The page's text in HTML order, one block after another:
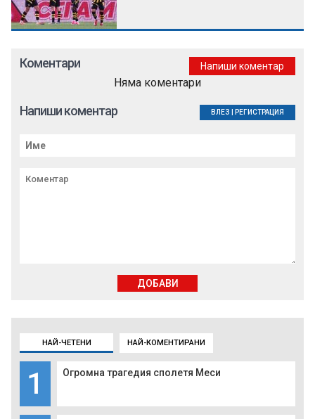
НАЙ-ЧЕТЕНИ НАЙ-КОМЕНТИРАНИ
1 Огромна трагедия сполетя Меси
Коментари Напиши коментар
Няма коментари
Напиши коментар ВЛЕЗ РЕГИСТРАЦИЯ
ДОБАВИ